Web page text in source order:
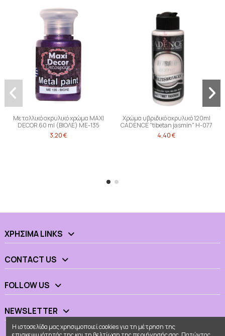
Μεταλλικό ακρυλικό χρώμα MAXI
DECOR 60 ml (ΒΙΟΛΕ) ME-135
3,20 €
Χρώμα υβριδικό ακρυλικό 120ml
CADENCE "tibetan jasmin" H-077
4,40 €
ΧΡΉΣΙΜΑ LINKS
CONTACT US
FOLLOW US
NEWSLETTER
Η ιστοσελίδα μας χρησιμοποιεί cookies για τη μέτρηση της